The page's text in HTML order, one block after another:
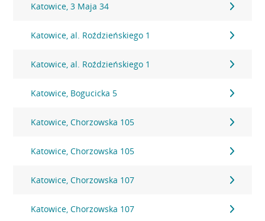
Katowice, 3 Maja 34
Katowice, al. Roździeńskiego 1
Katowice, al. Roździeńskiego 1
Katowice, Bogucicka 5
Katowice, Chorzowska 105
Katowice, Chorzowska 105
Katowice, Chorzowska 107
Katowice, Chorzowska 107